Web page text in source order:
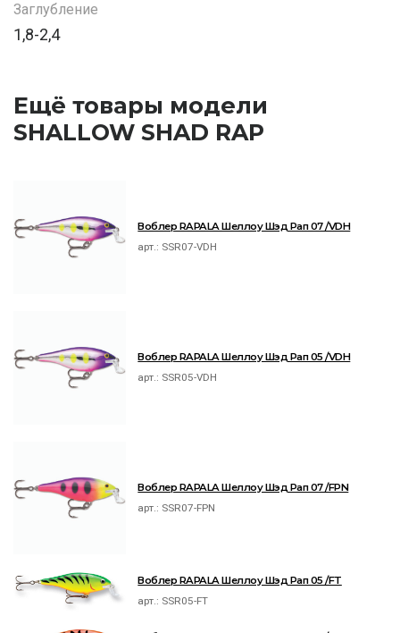
Заглубление
1,8-2,4
Ещё товары модели
SHALLOW SHAD RAP
Воблер RAPALA Шеллоу Шэд Рап 07 /VDH
арт.: SSR07-VDH
Воблер RAPALA Шеллоу Шэд Рап 05 /VDH
арт.: SSR05-VDH
Воблер RAPALA Шеллоу Шэд Рап 07 /FPN
арт.: SSR07-FPN
Воблер RAPALA Шеллоу Шэд Рап 05 /FT
арт.: SSR05-FT